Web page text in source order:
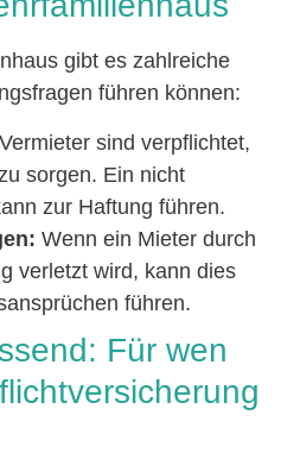
gibt es zahlreiche
führen können:
Vermieter sind verpflichtet,
sorgen. Ein nicht
zur Haftung führen.
Wenn ein Mieter durch
verletzt wird, kann dies
führen.
Für wen